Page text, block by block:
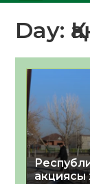
Day:
акциясы